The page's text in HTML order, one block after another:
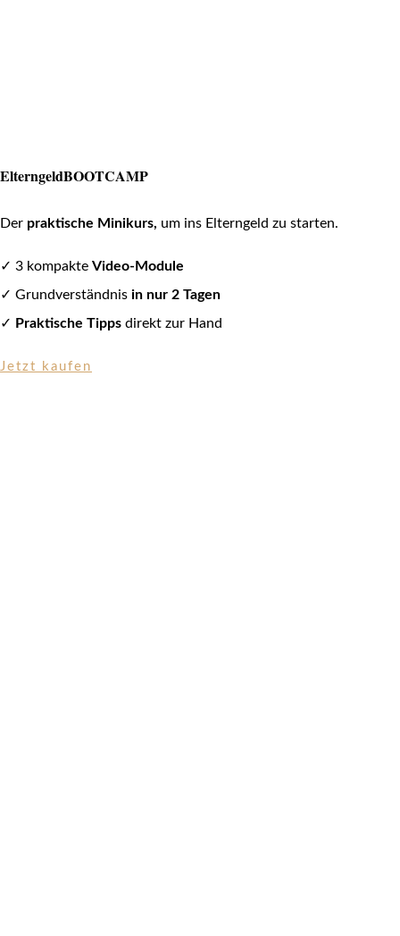
ElterngeldBOOTCAMP
Der praktische Minikurs, um ins Elterngeld zu starten.
✓ 3 kompakte Video-Module
✓ Grundverständnis in nur 2 Tagen
✓ Praktische Tipps direkt zur Hand
Jetzt kaufen